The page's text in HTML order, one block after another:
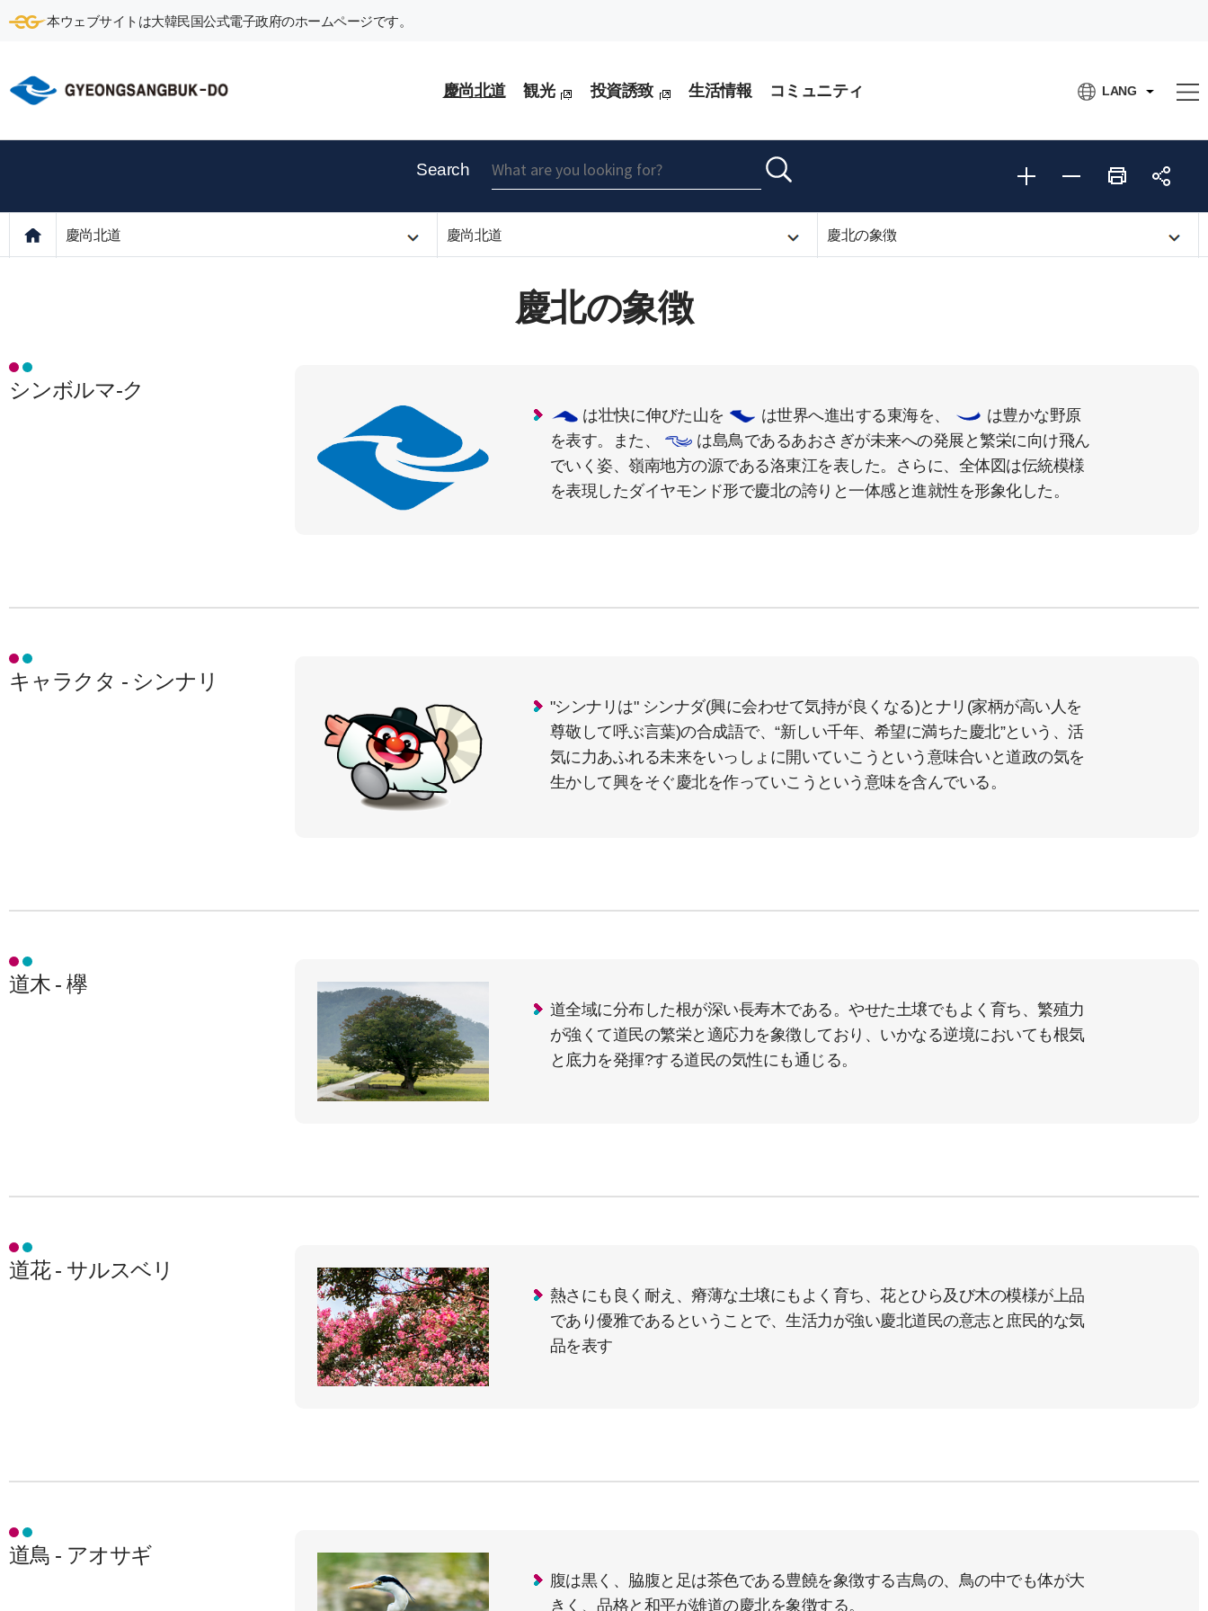
本ウェブサイトは大韓民国公式電子政府のホームページです。
慶尚北道 観光 投資誘致 生活情報 コミュニティ LANG
Search
慶尚北道 慶尚北道 慶北の象徴
慶北の象徴
シンボルマ-ク
は壮快に伸びた山を は世界へ進出する東海を、
は豊かな野原
を表す。また、
は島鳥であるあおさぎが未来への発展と繁栄に向け飛ん
でいく姿、嶺南地方の源である洛東江を表した。さらに、全体図は伝統模様
を表現したダイヤモンド形で慶北の誇りと一体感と進就性を形象化した。
キャラクタ - シンナリ
"シンナリは" シンナダ(興に会わせて気持が良くなる)とナリ(家柄が高い人を
尊敬して呼ぶ言葉)の合成語で、“新しい千年、希望に満ちた慶北”という、活
気に力あふれる未来をいっしょに開いていこうという意味合いと道政の気を
生かして興をそぐ慶北を作っていこうという意味を含んでいる。
道木 - 欅
道全域に分布した根が深い長寿木である。やせた土壌でもよく育ち、繁殖力
が強くて道民の繁栄と適応力を象徴しており、いかなる逆境においても根気
と底力を発揮?する道民の気性にも通じる。
道花 - サルスベリ
熱さにも良く耐え、瘠薄な土壌にもよく育ち、花とひら及び木の模様が上品
であり優雅であるということで、生活力が強い慶北道民の意志と庶民的な気
品を表す
道鳥 - アオサギ
腹は黒く、脇腹と足は茶色である豊饒を象徴する吉鳥の、鳥の中でも体が大
きく、品格と和平が雄道の慶北を象徴する。